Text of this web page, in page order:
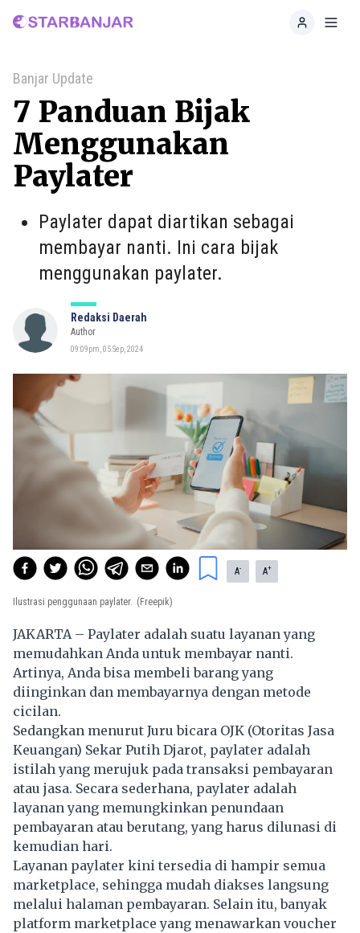
Home
Banjar Update
7 Panduan Bijak
Menggunakan
Paylater
Paylater dapat diartikan sebagai
membayar nanti. Ini cara bijak
menggunakan paylater.
Redaksi Daerah
Author
09:09pm, 05 Sep, 2024
A- A+
Ilustrasi penggunaan paylater. (Freepik)
JAKARTA – Paylater adalah suatu layanan yang
memudahkan Anda untuk membayar nanti.
Artinya, Anda bisa membeli barang yang
diinginkan dan membayarnya dengan metode
cicilan.
Sedangkan menurut Juru bicara OJK (Otoritas Jasa
Keuangan) Sekar Putih Djarot, paylater adalah
istilah yang merujuk pada transaksi pembayaran
atau jasa. Secara sederhana, paylater adalah
layanan yang memungkinkan penundaan
pembayaran atau berutang, yang harus dilunasi di
kemudian hari.
Layanan paylater kini tersedia di hampir semua
marketplace, sehingga mudah diakses langsung
melalui halaman pembayaran. Selain itu, banyak
platform marketplace yang menawarkan voucher